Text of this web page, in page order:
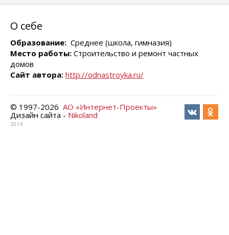
О себе
Образование: Среднее (школа, гимназия)
Место работы: Строительство и ремонт частных
домов
Сайт автора: http://odnastroyka.ru/
© 1997-2026 АО «Интернет-Проекты»
Дизайн сайта - Nikoland
2014